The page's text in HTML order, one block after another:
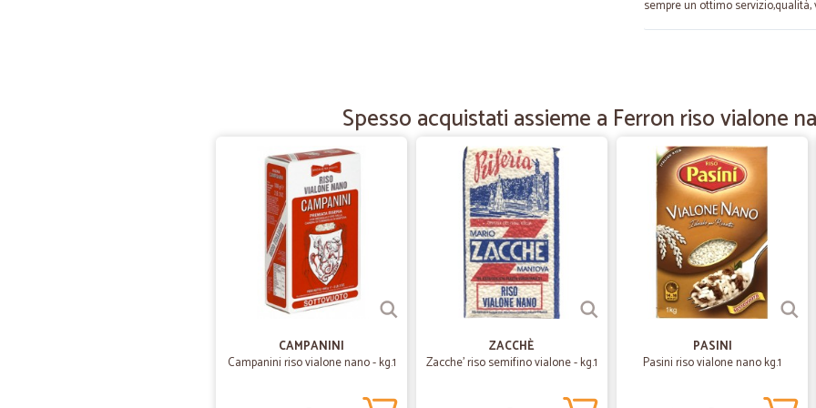
sempre un ottimo
Tutto perfetto come da ordine,
—
tutto ok
tutto ok. grazie mille
—Maria grazia
Veloci
Veloci ed affidabili
Spesso acquistati assieme a Ferron riso vialone
CAMPANINI
Campanini riso vialone nano - kg.1
ZACCHÈ
Zacche' riso semifino vialone - kg.1
PASINI
Pasini riso vialone nano kg.1